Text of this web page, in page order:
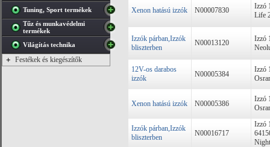
Tuning, Sport termékek
Tűz és munkavédelmi
termékek
Világítás technika
+ Festékek és kiegészítők
Xenon hatású izzók N00007830
Izzó
Life
Izzók párban,Izzók
bliszterben
N00013120
Izzó
12V-os darabos
izzók
N00005384
Izzó
Xenon hatású izzók N00005386
Izzó
Izzók párban,Izzók
bliszterben
N00016717
Izzó